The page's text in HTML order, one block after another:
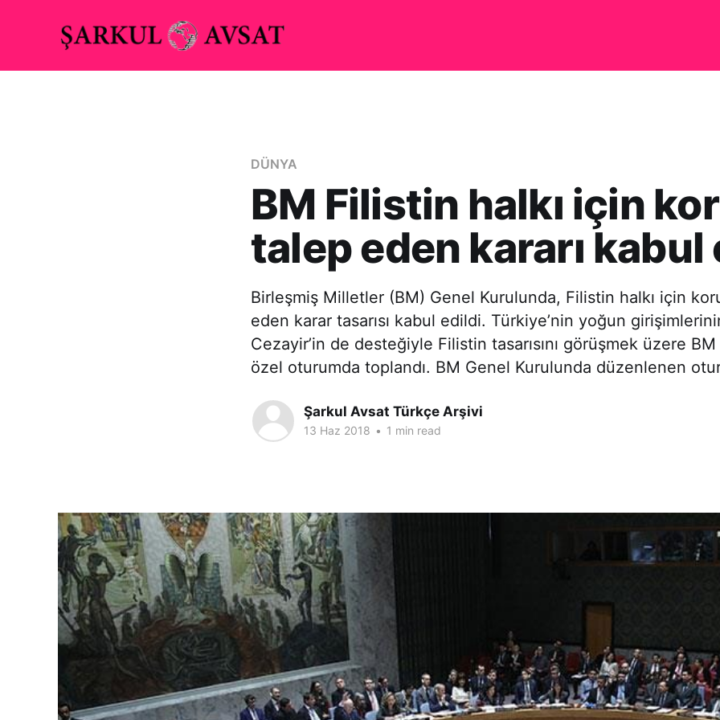
DÜNYA
BM Filistin halkı için
talep eden kararı
Birleşmiş Milletler (BM) Genel Kurulunda, Filistin halkı için
eden karar tasarısı kabul edildi. Türkiye’nin yoğun
Cezayir’in de desteğiyle Filistin tasarısını görüşmek üzere
özel oturumda toplandı. BM Genel Kurulunda düzenlenen
Şarkul Avsat Türkçe Arşivi
13 Haz 2018 • 1 min read